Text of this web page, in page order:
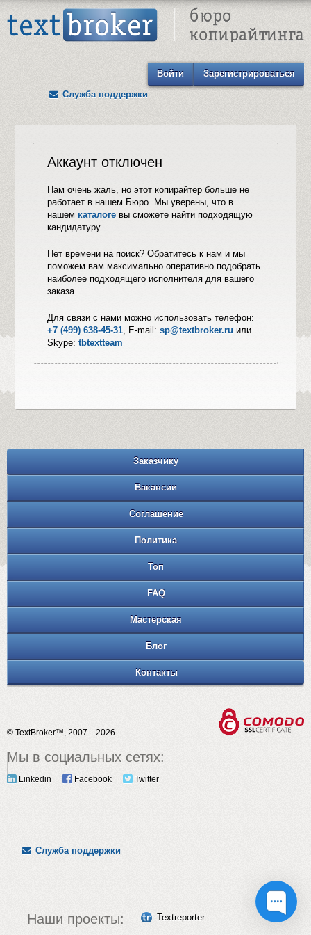
Войти
Зарегистрироваться
Служба поддержки
Аккаунт отключен
Нам очень жаль, но этот копирайтер больше не
работает в нашем Бюро. Мы уверены, что в
нашем каталоге вы сможете найти подходящую
кандидатуру.
Нет времени на поиск? Обратитесь к нам и мы
поможем вам максимально оперативно подобрать
наиболее подходящего исполнителя для вашего
заказа.
Для связи с нами можно использовать телефон:
+7 (499) 638-45-31 , E-mail:sp@textbroker.ru или
Skype:tbtextteam
Заказчику
Вакансии
Соглашение
Политика
Топ
FAQ
Мастерская
Блог
Контакты
© TextBroker™, 2007—2026
Мы в социальных сетях:
Linkedin Facebook Twitter
Служба поддержки
Наши проекты: Textreporter